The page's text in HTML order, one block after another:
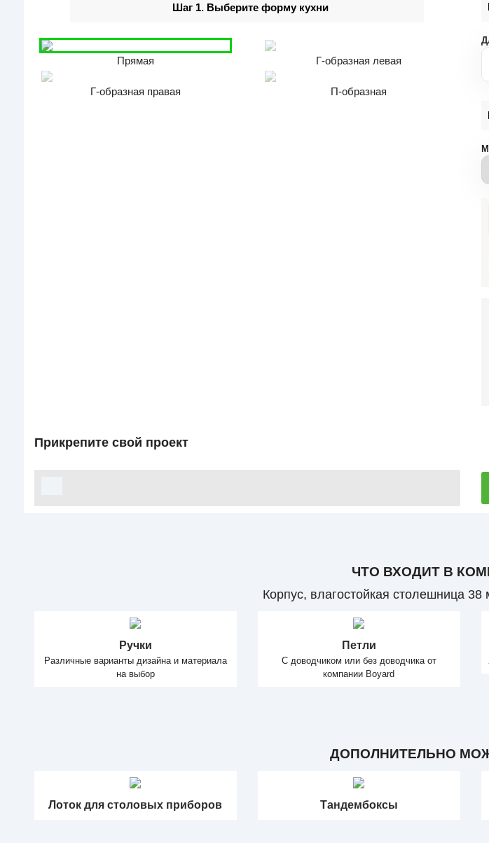
Шаг 1. Выберите форму кухни
Прямая Г-образная левая
Г-образная правая П-образная
Прикрепите свой проект
ЧТО ВХОДИТ В
Корпус, влагостойкая столешница
Ручки
Различные варианты дизайна и материала
на выбор
Петли
С доводчиком или без доводчика от
компании Boyard
ДОПОЛНИТЕЛЬНО
Лоток для столовых приборов Тандембоксы